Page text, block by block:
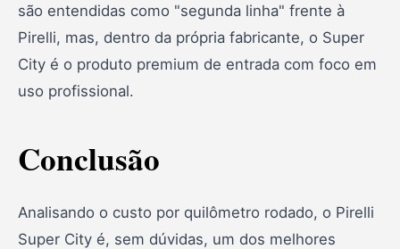
são entendidas como "segunda linha" frente à
Pirelli, mas, dentro da própria fabricante, o Super
City é o produto premium de entrada com foco em
uso profissional.
Conclusão
Analisando o custo por quilômetro rodado, o Pirelli
Super City é, sem dúvidas, um dos melhores